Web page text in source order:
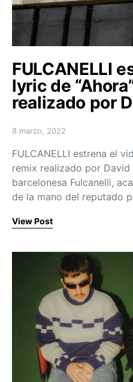
FULCANELLI
lyric de
realizado por
Posted on
8 marzo, 2022
FULCANELLI estrena el
remix realizado por David
barcelonesa Fulcanelli,
de la mano del reputado
View Post